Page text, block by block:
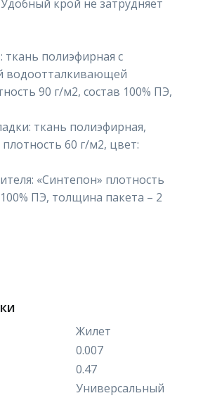
крой не затрудняет
ткань полиэфирная с
водоотталкивающей
90 г/м2, состав 100% ПЭ,
ткань полиэфирная,
плотность 60 г/м2, цвет:
«Синтепон» плотность
ПЭ, толщина пакета – 2
Жилет
0.007
0.47
Универсальный